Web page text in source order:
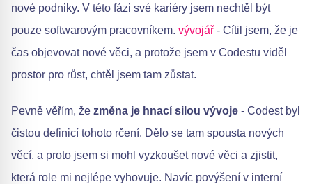
nové podniky. V této fázi své kariéry jsem nechtěl být
pouze softwarovým pracovníkem. vývojář - Cítil jsem, že je
čas objevovat nové věci, a protože jsem v Codestu viděl
prostor pro růst, chtěl jsem tam zůstat.
Pevně věřím, že změna je hnací silou vývoje - Codest byl
čistou definicí tohoto rčení. Dělo se tam spousta nových
věcí, a proto jsem si mohl vyzkoušet nové věci a zjistit,
která role mi nejlépe vyhovuje. Navíc povýšení v interní